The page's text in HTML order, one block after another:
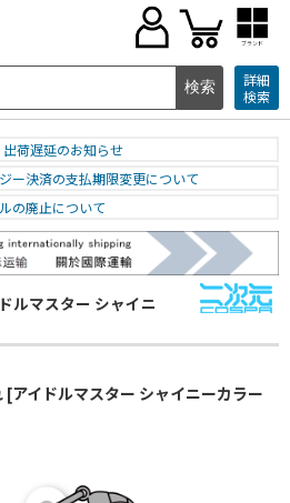
ブランド
詳細
検索
荷遅延のお知らせ
ー決済の支払期限変更について
の廃止について
ルマスター シャイニ
アイドルマスター シャイニーカラー